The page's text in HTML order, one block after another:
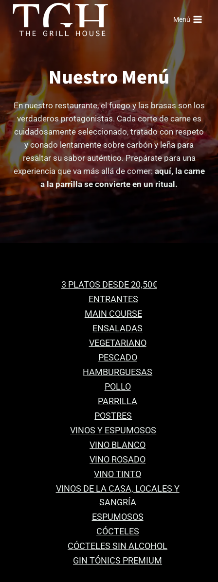
Saltar
contenido
Menú
Nuestro Menú
En nuestro restaurante, el fuego y las brasas son los
verdaderos protagonistas. Cada corte de carne es
cuidadosamente seleccionado, tratado con respeto
y conado lentamente sobre carbón y leña para
resaltar su sabor auténtico. Prepárate para una
experiencia que va más allá de comer:aquí, la carne
a la parrilla se convierte en un ritual.
3 PLATOS DESDE 20,50€
ENTRANTES
MAIN COURSE
ENSALADAS
VEGETARIANO
PESCADO
HAMBURGUESAS
POLLO
PARRILLA
POSTRES
VINOS Y ESPUMOSOS
VINO BLANCO
VINO ROSADO
VINO TINTO
VINOS DE LA CASA, LOCALES Y
SANGRÍA
ESPUMOSOS
CÓCTELES
CÓCTELES SIN ALCOHOL
GIN TÓNICS PREMIUM